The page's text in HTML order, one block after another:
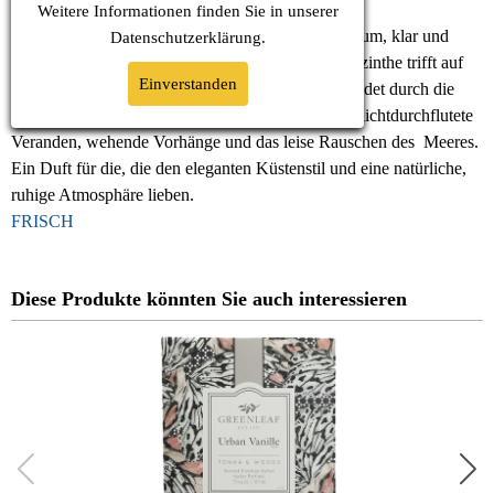
Waterplants...Eine frische Brise durchzieht den Raum, klar und
belebend wie ein Morgen an der Küste. Zarte Hyazinthe trifft auf
die florale Wärme von Ylang-Ylang, sanft abgerundet durch die
erdige Tiefe von Sandelholz. Der Duft erinnert an lichtdurchflutete
Veranden, wehende Vorhänge und das leise Rauschen des Meeres.
Ein Duft für die, die den eleganten Küstenstil und eine natürliche,
ruhige Atmosphäre lieben.
FRISCH
Diese Produkte könnten Sie auch interessieren
Weitere Informationen finden Sie in unserer
Datenschutzerklärung.
Einverstanden